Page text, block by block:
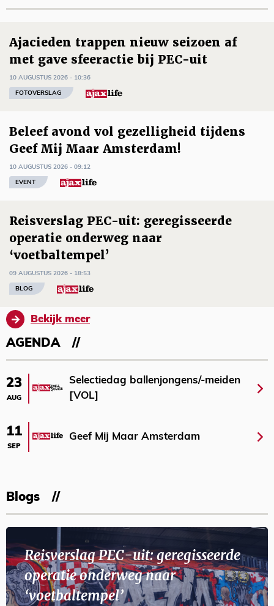
Ajacieden trappen nieuw seizoen af
met gave sfeeractie bij PEC-uit
10 AUGUSTUS 2026 - 10:36
FOTOVERSLAG
Beleef avond vol gezelligheid tijdens
Geef Mij Maar Amsterdam!
10 AUGUSTUS 2026 - 09:12
EVENT
Reisverslag PEC-uit: geregisseerde
operatie onderweg naar
‘voetbaltempel’
09 AUGUSTUS 2026 - 18:53
BLOG
Bekijk meer
AGENDA
23
AUG
Selectiedag ballenjongens/-meiden
[VOL]
11
SEP
Geef Mij Maar Amsterdam
Blogs
Reisverslag PEC-uit: geregisseerde
operatie onderweg naar
‘voetbaltempel’